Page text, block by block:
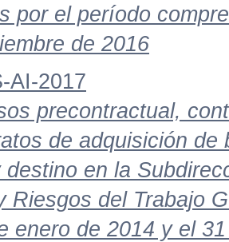
por el período
de 2016
AI-2017
precontractual,
de adquisición
destino en la
Riesgos del Trabajo
enero de 2014 y el